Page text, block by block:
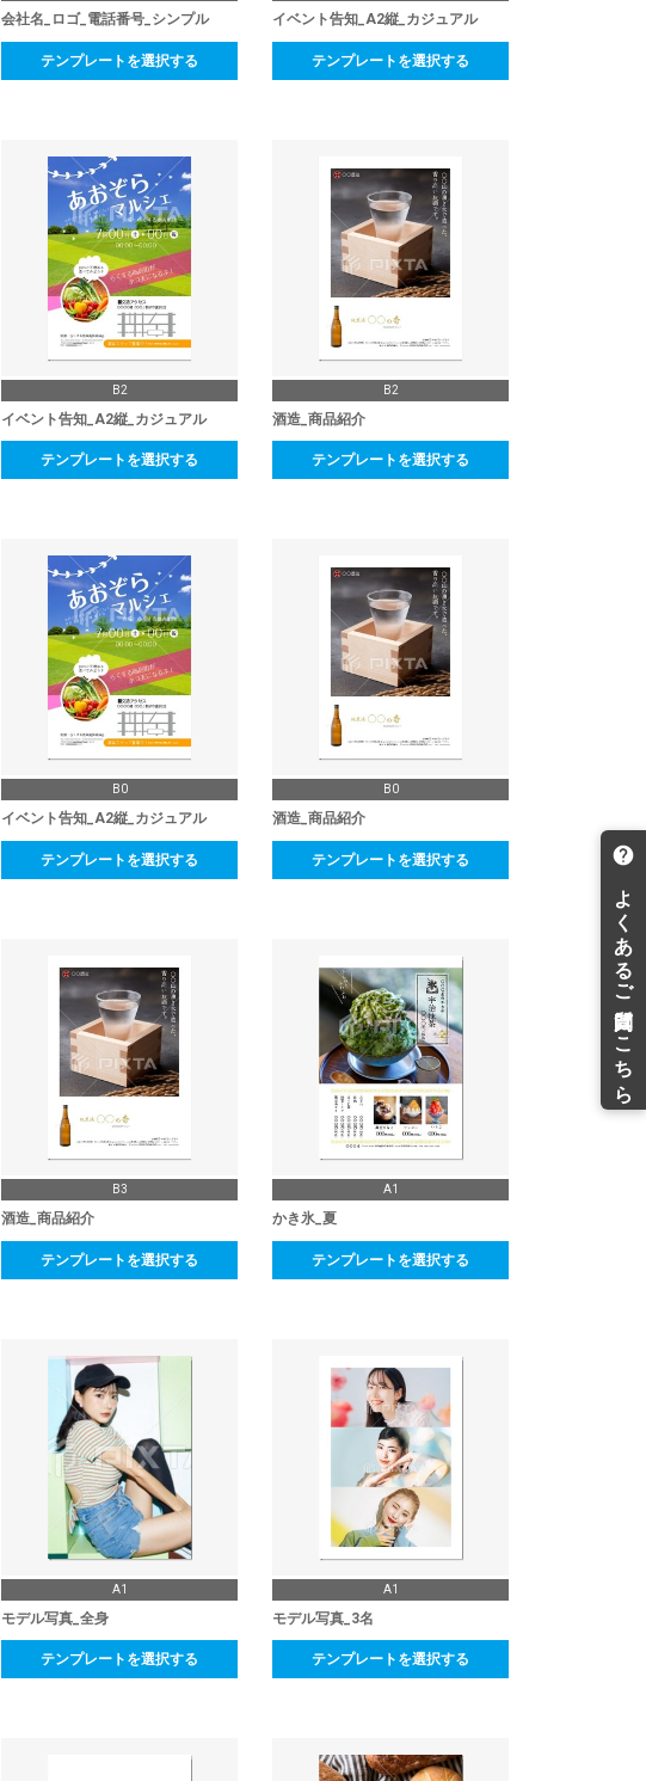
会社名_ロゴ_電話番号_シンプル
テンプレートを選択する
イベント告知_A2縦_カジュアル
テンプレートを選択する
B2
イベント告知_A2縦_カジュアル
テンプレートを選択する
B2
酒造_商品紹介
テンプレートを選択する
B0
イベント告知_A2縦_カジュアル
テンプレートを選択する
B0
酒造_商品紹介
テンプレートを選択する
B3
酒造_商品紹介
テンプレートを選択する
A1
かき氷_夏
テンプレートを選択する
A1
モデル写真_全身
テンプレートを選択する
A1
モデル写真_3名
テンプレートを選択する